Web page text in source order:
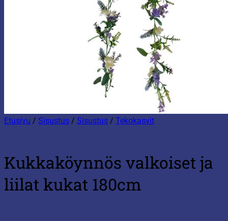
Etusivu / Sisustus / Sisustus / Tekokasvit
Kukkaköynnös valkoiset ja
liilat kukat 180cm